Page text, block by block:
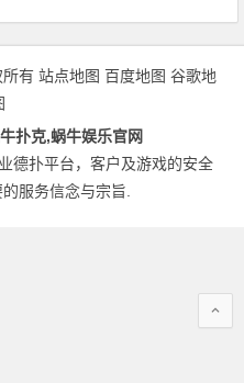
有 站点地图 百度地图 谷歌地
扑克,蜗牛娱乐官网
德扑平台，客户及游戏的安全
服务信念与宗旨.